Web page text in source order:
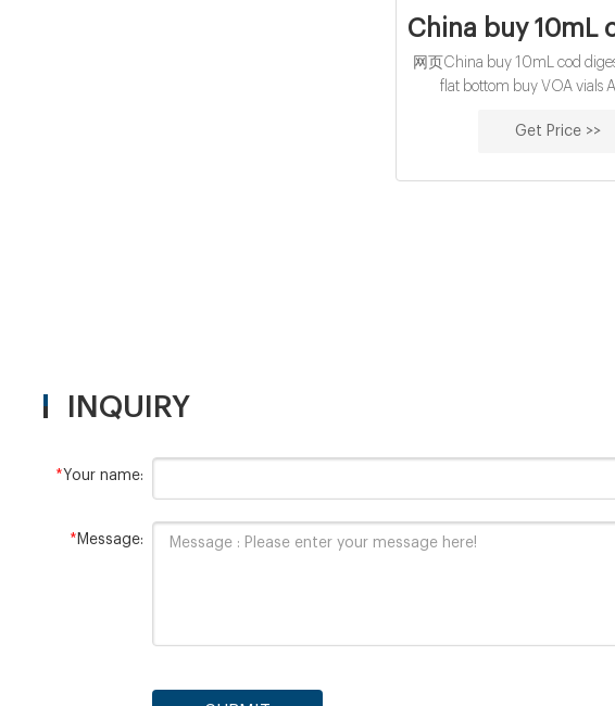
China buy
网页China buy 10mL cod
flat bottom buy VOA vials
economical 10mL cod digestion
Get Price >>
INQUIRY
*Your name:
* Message: